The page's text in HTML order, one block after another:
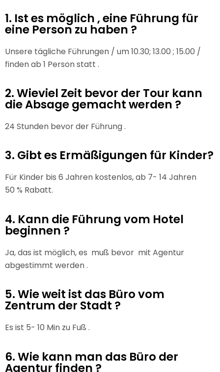
1. Ist es möglich , eine Führung für
eine Person zu haben ?
Unsere tägliche Führungen / um 10.30; 13.00 ; 15.00 /
finden ab 1 Person statt .
2. Wieviel Zeit bevor der Tour kann
die Absage gemacht werden ?
24 Stunden bevor der Führung .
3. Gibt es Ermäßigungen für Kinder?
Für Kinder bis 6 Jahren kostenlos, ab 7- 14 Jahren
50 % Rabatt.
4. Kann die Führung vom Hotel
beginnen ?
Ja, das ist möglich, es muß bevor mit Agentur
abgestimmt werden .
5. Wie weit ist das Büro vom
Zentrum der Stadt ?
Es ist 5- 10 Min zu Fuß .
6. Wie kann man das Büro der
Agentur finden ?